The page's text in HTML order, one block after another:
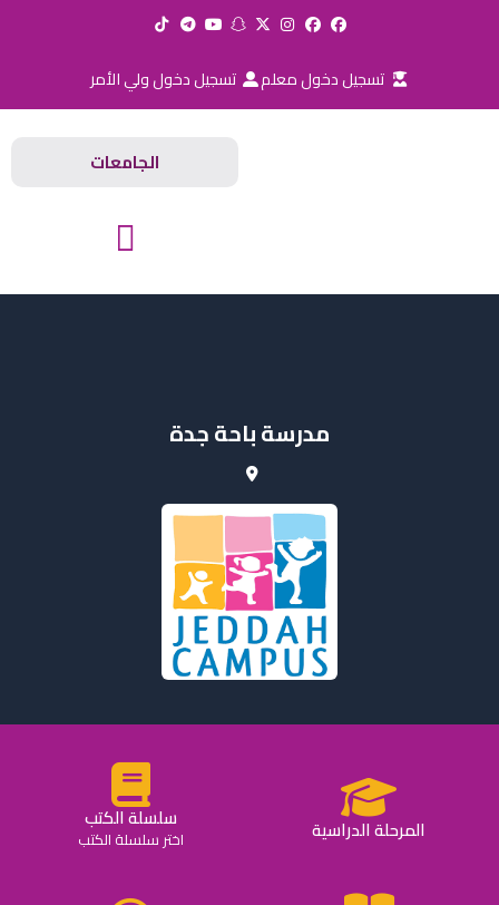
تسجيل دخول معلم تسجيل دخول ولي الأمر
الجامعات
مدرسة باحة جدة
المرحلة الدراسية سلسلة الكتب
اختر سلسلة الكتب